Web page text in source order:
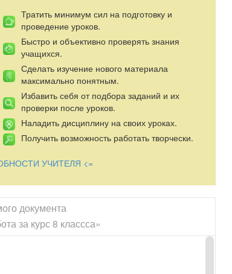
Тратить минимум сил на подготовку и
проведение уроков.
Быстро и объективно проверять знания
учащихся.
Сделать изучение нового материала
максимально понятным.
Избавить себя от подбора заданий и их
проверки после уроков.
Наладить дисциплину на своих уроках.
Получить возможность работать творчески.
УЧИТЕЛЯ <=
документа
за курс 8 классса»